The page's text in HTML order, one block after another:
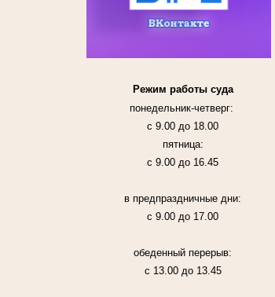
Режим работы суда
понедельник-четверг:
с 9.00 до 18.00
пятница:
с 9.00 до 16.45
в предпраздничные дни:
с 9.00 до 17.00
обеденный перерыв:
с 13.00 до 13.45